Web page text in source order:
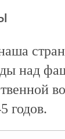
над
годов.